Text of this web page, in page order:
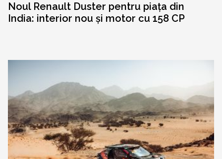
Noul Renault Duster pentru piața din
India: interior nou și motor cu 158 CP